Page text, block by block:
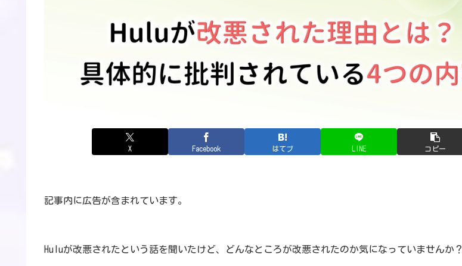
X Facebook はてブ LINE コピー
記事内に広告が含まれています。
Huluが改悪されたという話を聞いたけど、どんなところが改悪されたのか気になっていませんか？